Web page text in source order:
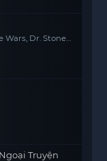
Wars, Dr. Stone
Truyện